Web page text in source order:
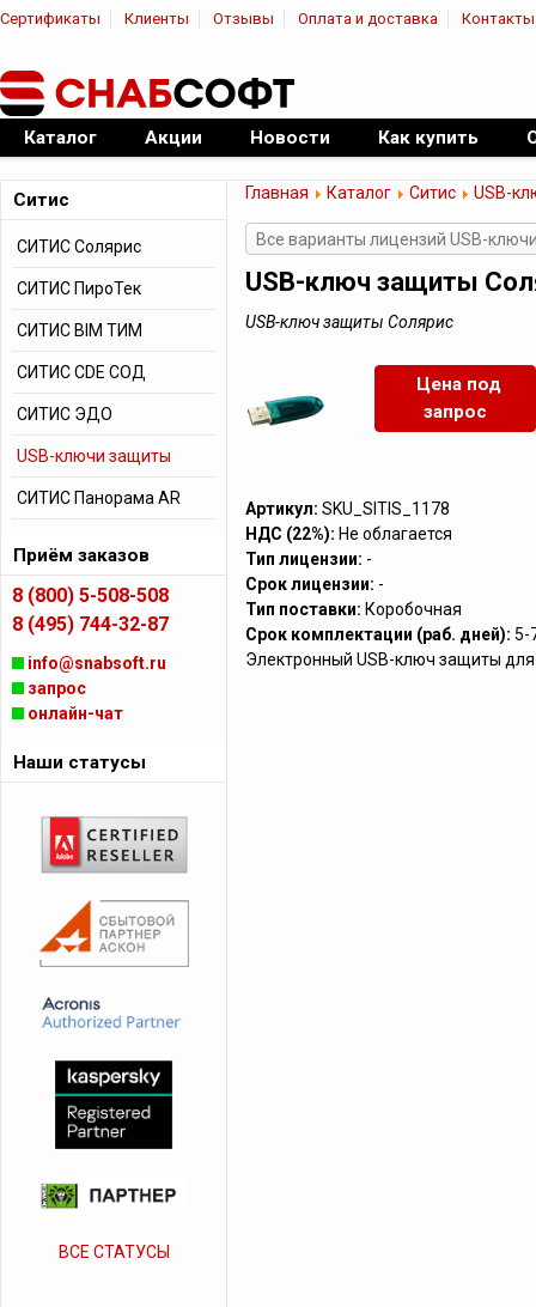
Сертификаты Клиенты Отзывы Оплата и доставка Контакты
Официальный дилер ПО
Каталог Акции Новости Как купить
Главная Каталог Ситис USB-
Все варианты лицензий USB-
USB-ключ защиты
USB-ключ защиты Солярис
Цена под
запрос
Артикул: SKU_SITIS_1178
НДС (22%): Не облагается
Тип лицензии: -
Срок лицензии: -
Тип поставки: Коробочная
Срок комплектации (раб. дней): 5-
Электронный USB-ключ защиты
Ситис
СИТИС Солярис
СИТИС ПироТек
СИТИС BIM ТИМ
СИТИС CDE СОД
СИТИС ЭДО
USB-ключи защиты
СИТИС Панорама AR
Приём заказов
8 (800) 5-508-508
8 (495) 744-32-87
info@snabsoft.ru
запрос
онлайн-чат
Наши статусы
ВСЕ СТАТУСЫ